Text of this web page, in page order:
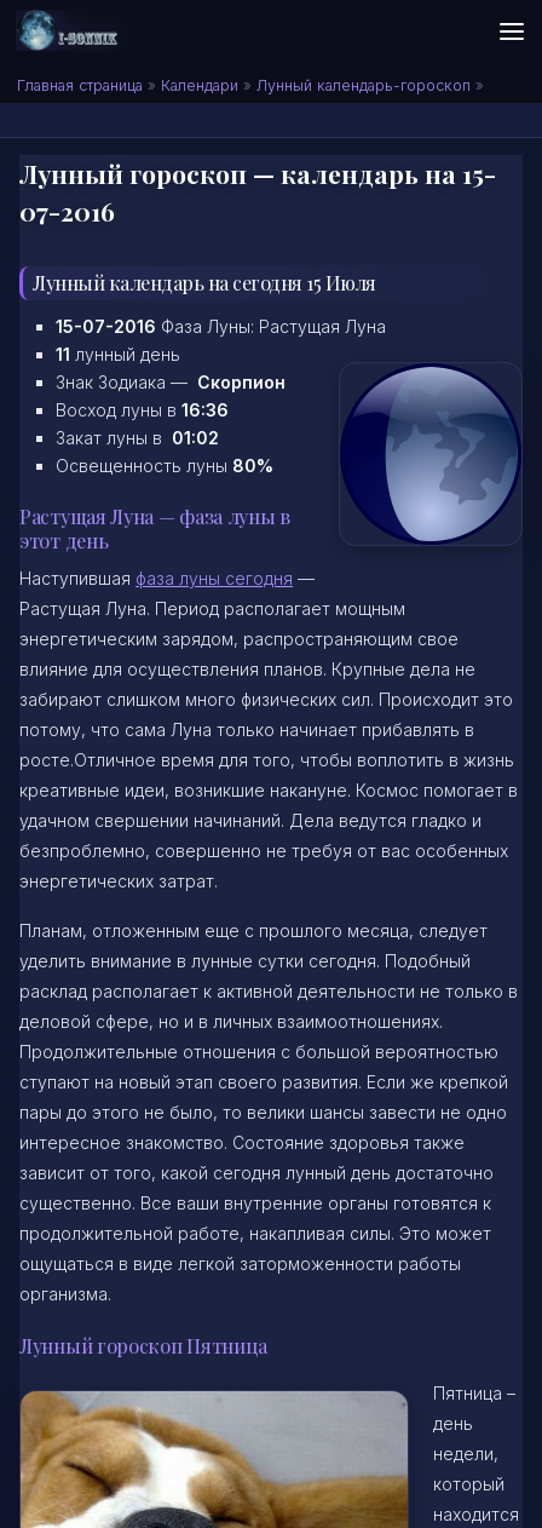
Skip to content
Сонник I-SONNIK.COM
Главная страница » Календари » Лунный календарь-гороскоп »
Лунный гороскоп — календарь на 15-
07-2016
Лунный календарь на сегодня 15 Июля
15-07-2016 Фаза Луны: Растущая Луна
11 лунный день
Знак Зодиака — Скорпион
Восход луны в 16:36
Закат луны в 01:02
Освещенность луны 80%
Растущая Луна — фаза луны в
этот день
Наступившая фаза луны сегодня —
Растущая Луна. Период располагает мощным
энергетическим зарядом, распространяющим свое
влияние для осуществления планов. Крупные дела не
забирают слишком много физических сил. Происходит это
потому, что сама Луна только начинает прибавлять в
росте.Отличное время для того, чтобы воплотить в жизнь
креативные идеи, возникшие накануне. Космос помогает в
удачном свершении начинаний. Дела ведутся гладко и
безпроблемно, совершенно не требуя от вас особенных
энергетических затрат.
Планам, отложенным еще с прошлого месяца, следует
уделить внимание в лунные сутки сегодня. Подобный
расклад располагает к активной деятельности не только в
деловой сфере, но и в личных взаимоотношениях.
Продолжительные отношения с большой вероятностью
ступают на новый этап своего развития. Если же крепкой
пары до этого не было, то велики шансы завести не одно
интересное знакомство. Состояние здоровья также
зависит от того, какой сегодня лунный день достаточно
существенно. Все ваши внутренние органы готовятся к
продолжительной работе, накапливая силы. Это может
ощущаться в виде легкой заторможенности работы
организма.
Лунный гороскоп Пятница
Пятница –
день
недели,
который
находится